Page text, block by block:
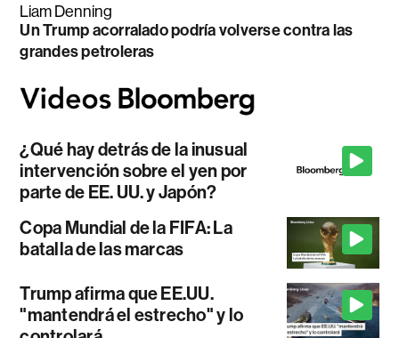
Liam Denning
Un Trump acorralado podría volverse contra las
grandes petroleras
¿Qué hay detrás de la inusual
intervención sobre el yen por
parte de EE. UU. y Japón?
Copa Mundial de la FIFA: La
batalla de las marcas
Trump afirma que EE.UU.
"mantendrá el estrecho" y lo